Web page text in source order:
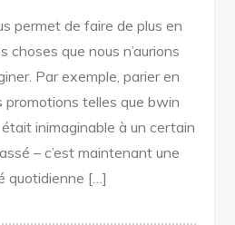
permet de faire de plus en
choses que nous n’aurions
Par exemple, parier en
promotions telles que bwin
inimaginable à un certain
– c’est maintenant une
quotidienne […]